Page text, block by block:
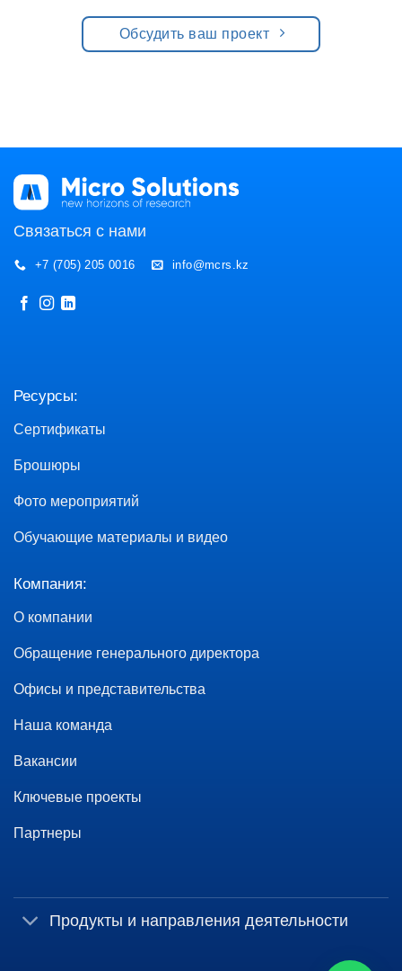
Обсудить ваш проект
Связаться с нами
+7 (705) 205 0016 info@mcrs.kz
Ресурсы:
Сертификаты
Брошюры
Фото мероприятий
Обучающие материалы и видео
Компания:
О компании
Обращение генерального директора
Офисы и представительства
Наша команда
Вакансии
Ключевые проекты
Партнеры
Продукты и направления деятельности